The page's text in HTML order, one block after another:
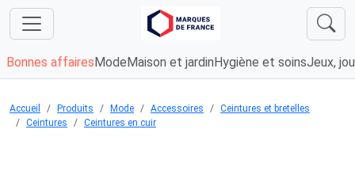
Bonnes affaires Mode Maison et jardin Hygiène et soinsJeux,
Accueil Produits Mode Accessoires
Ceintures et bretelles
Ceintures
Ceintures en cuir